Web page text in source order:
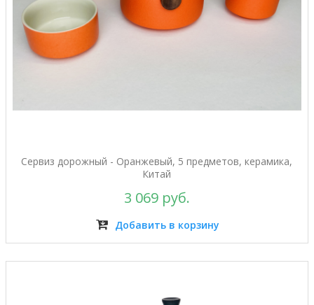
Сервиз дорожный - Оранжевый, 5 предметов, керамика,
Китай
3 069 руб.
Добавить в корзину